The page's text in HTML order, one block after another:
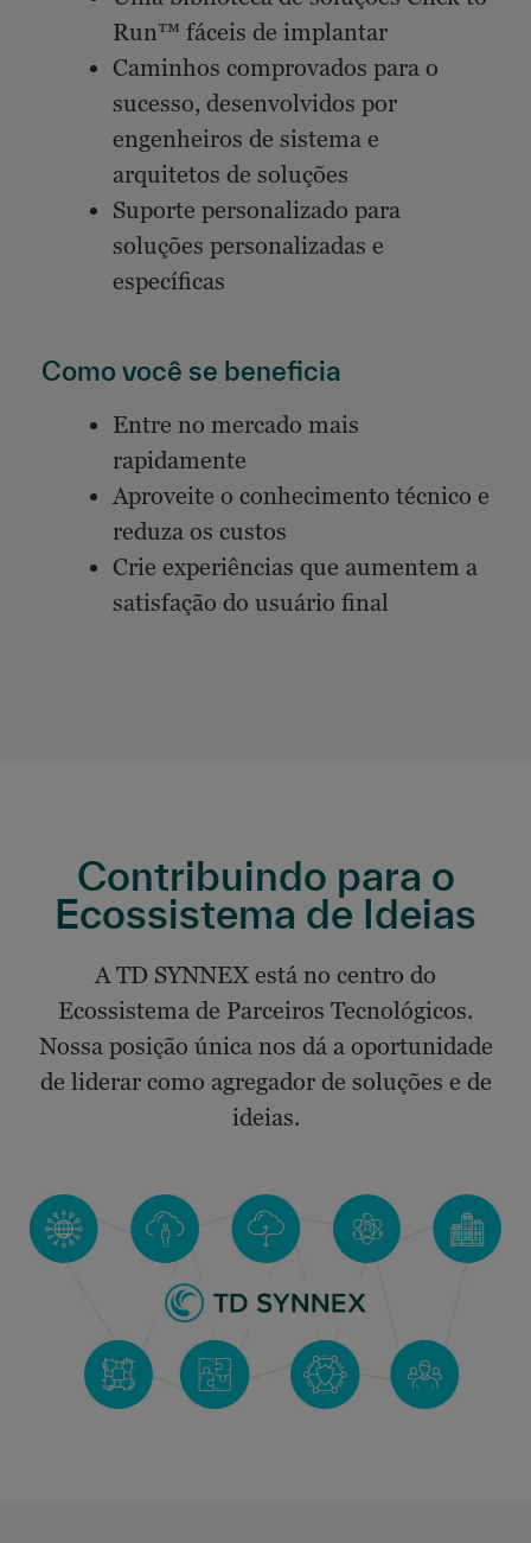
Run™ fáceis de implantar
Caminhos comprovados para o
sucesso, desenvolvidos por
engenheiros de sistema e
arquitetos de soluções
Suporte personalizado para
soluções personalizadas e
específicas
Como você se beneficia
Entre no mercado mais
rapidamente
Aproveite o conhecimento técnico e
reduza os custos
Crie experiências que aumentem a
satisfação do usuário final
Contribuindo para o
Ecossistema de Ideias
A TD SYNNEX está no centro do
Ecossistema de Parceiros Tecnológicos.
Nossa posição única nos dá a oportunidade
de liderar como agregador de soluções e de
ideias.